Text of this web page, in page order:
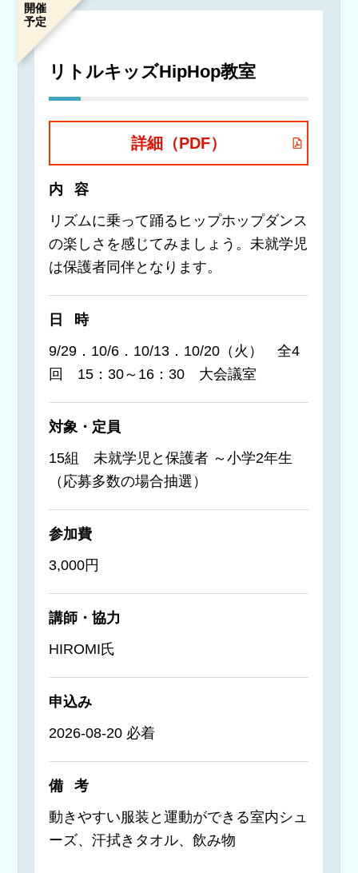
開催
予定
リトルキッズHipHop教室
詳細（PDF）
内容
リズムに乗って踊るヒップホップダンス
の楽しさを感じてみましょう。未就学児
は保護者同伴となります。
日時
9/29．10/6．10/13．10/20（火） 全4
回 15：30～16：30 大会議室
対象・定員
15組 未就学児と保護者 ～小学2年生
（応募多数の場合抽選）
参加費
3,000円
講師・協力
HIROMI氏
申込み
2026-08-20 必着
備考
動きやすい服装と運動ができる室内シュ
ーズ、汗拭きタオル、飲み物